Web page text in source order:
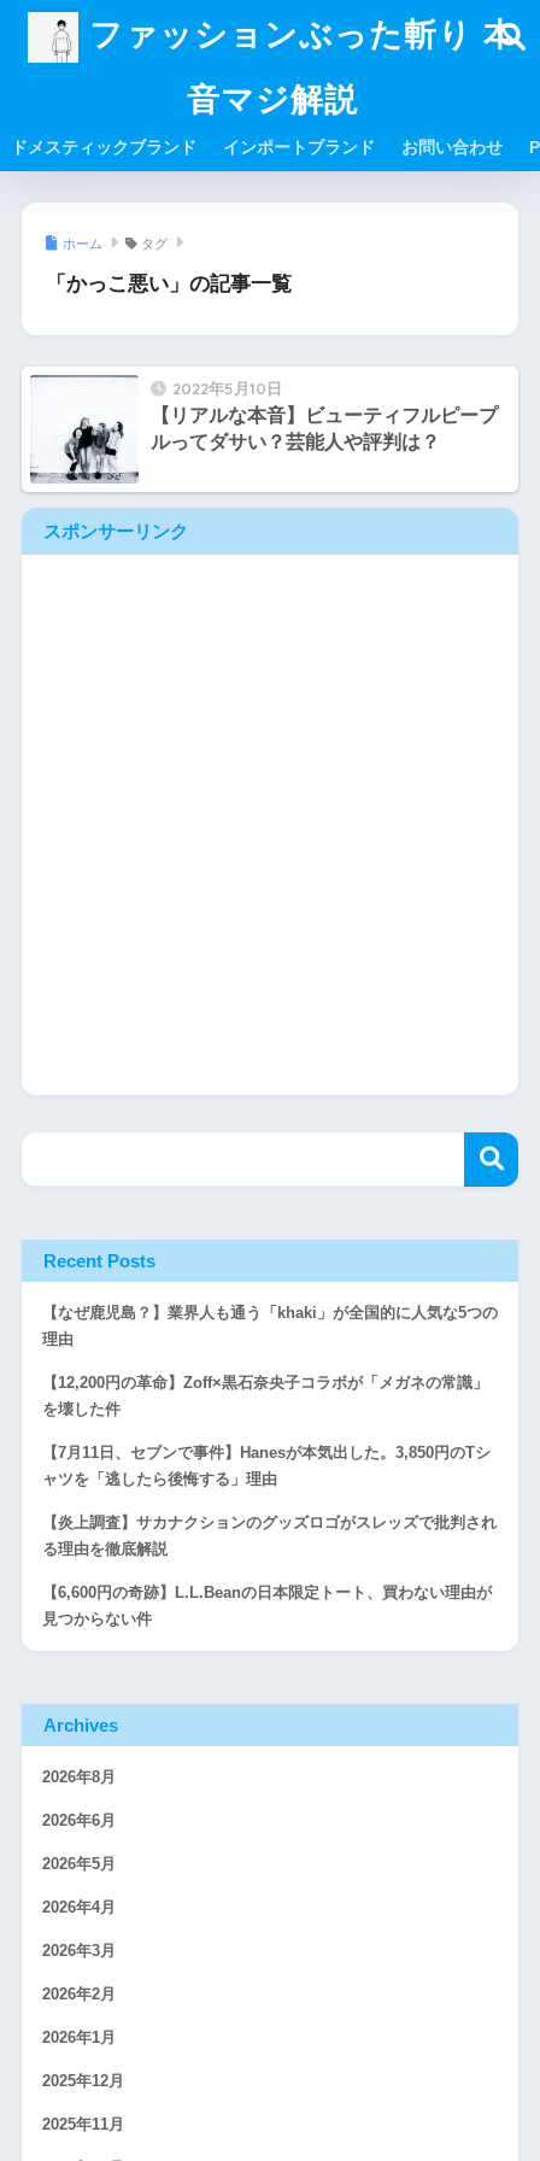
ファッションぶった斬り 本
音マジ解説
ドメスティックブランド インポートブランド お問い合わせ
ホーム タグ
「かっこ悪い」の記事一覧
2022年5月10日
【リアルな本音】ビューティフルピープ
ルってダサい？芸能人や評判は？
スポンサーリンク
Recent Posts
【なぜ鹿児島？】業界人も通う「khaki」が全国的に人気な5つの
理由
【12,200円の革命】Zoff×黒石奈央子コラボが「メガネの常識」
を壊した件
【7月11日、セブンで事件】Hanesが本気出した。3,850円のTシ
ャツを「逃したら後悔する」理由
【炎上調査】サカナクションのグッズロゴがスレッズで批判され
る理由を徹底解説
【6,600円の奇跡】L.L.Beanの日本限定トート、買わない理由が
見つからない件
Archives
2026年8月
2026年6月
2026年5月
2026年4月
2026年3月
2026年2月
2026年1月
2025年12月
2025年11月